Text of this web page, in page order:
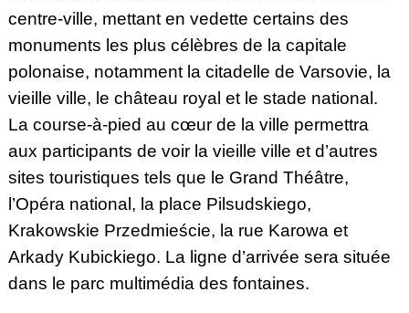
centre-ville, mettant en vedette certains des
monuments les plus célèbres de la capitale
polonaise, notamment la citadelle de Varsovie, la
vieille ville, le château royal et le stade national.
La course-à-pied au cœur de la ville permettra
aux participants de voir la vieille ville et d’autres
sites touristiques tels que le Grand Théâtre,
l’Opéra national, la place Pilsudskiego,
Krakowskie Przedmieście, la rue Karowa et
Arkady Kubickiego. La ligne d’arrivée sera située
dans le parc multimédia des fontaines.